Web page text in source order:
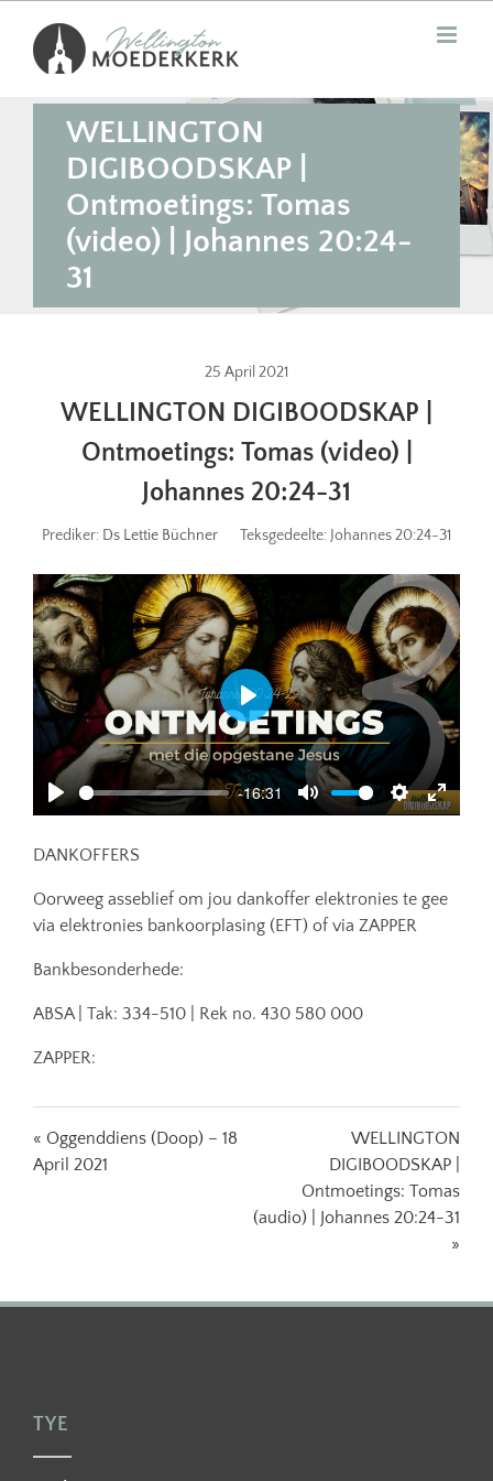
content
WELLINGTON
DIGIBOODSKAP |
Ontmoetings: Tomas
(video) | Johannes 20:24-
31
25 April 2021
WELLINGTON DIGIBOODSKAP |
Ontmoetings: Tomas (video) |
Johannes 20:24-31
Prediker: Ds Lettie Büchner Teksgedeelte: Johannes 20:24-31
Play
-16:31
Mute Settings
Enter
Play
DANKOFFERS
Oorweeg asseblief om jou dankoffer elektronies te gee
via elektronies bankoorplasing (EFT) of via ZAPPER
Bankbesonderhede:
ABSA | Tak: 334-510 | Rek no. 430 580 000
ZAPPER:
« Oggenddiens (Doop) – 18
April 2021
WELLINGTON
DIGIBOODSKAP |
Ontmoetings: Tomas
(audio) | Johannes 20:24-31
»
TYE